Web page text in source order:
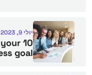
יולי 9, 2023
your
goal